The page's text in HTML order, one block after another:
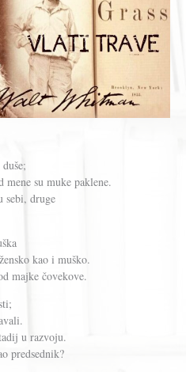
mene su muke paklene.
sebi, druge
kao i muško.
majke čovekove.
u razvoju.
predsednik?